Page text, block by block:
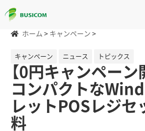
ホーム > キャンペーン >
キャンペーン ニュース トピックス
【0円キャンペーン
コンパクトな
レットPOSレジセ
料